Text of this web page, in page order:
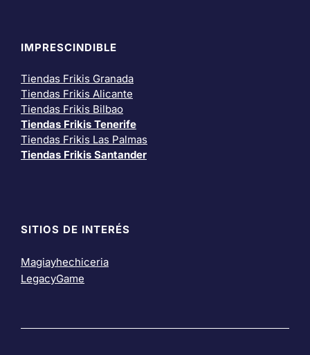
IMPRESCINDIBLE
Tiendas Frikis Granada
Tiendas Frikis Alicante
Tiendas Frikis Bilbao
Tiendas Frikis Tenerife
Tiendas Frikis Las Palmas
Tiendas Frikis Santander
SITIOS DE INTERÉS
Magiayhechiceria
LegacyGame